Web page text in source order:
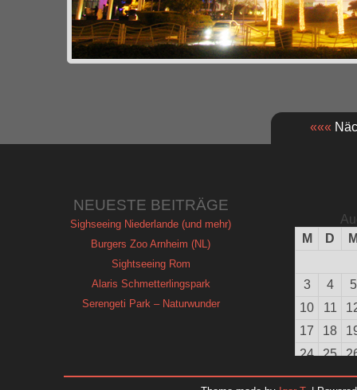
«««
NEUESTE BEITRÄGE
Sighseeing Niederlande (und mehr)
Burgers Zoo Arnheim (NL)
Sightseeing Rom
Alaris Schmetterlingspark
Serengeti Park – Naturwunder
M
D
3 4
5
10
11
17
18
24
25
31